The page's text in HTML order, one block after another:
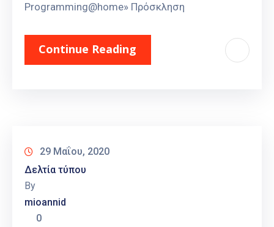
Programming@home» Πρόσκληση
Continue Reading
29 Μαΐου, 2020
Δελτία τύπου
By
mioannid
0